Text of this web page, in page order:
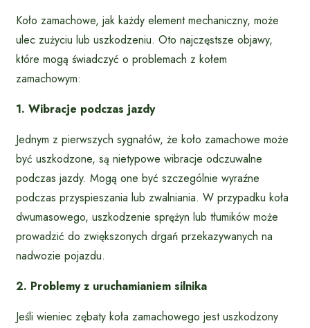
Koło zamachowe, jak każdy element mechaniczny, może
ulec zużyciu lub uszkodzeniu. Oto najczęstsze objawy,
które mogą świadczyć o problemach z kołem
zamachowym:
1. Wibracje podczas jazdy
Jednym z pierwszych sygnałów, że koło zamachowe może
być uszkodzone, są nietypowe wibracje odczuwalne
podczas jazdy. Mogą one być szczególnie wyraźne
podczas przyspieszania lub zwalniania. W przypadku koła
dwumasowego, uszkodzenie sprężyn lub tłumików może
prowadzić do zwiększonych drgań przekazywanych na
nadwozie pojazdu.
2. Problemy z uruchamianiem silnika
Jeśli wieniec zębaty koła zamachowego jest uszkodzony